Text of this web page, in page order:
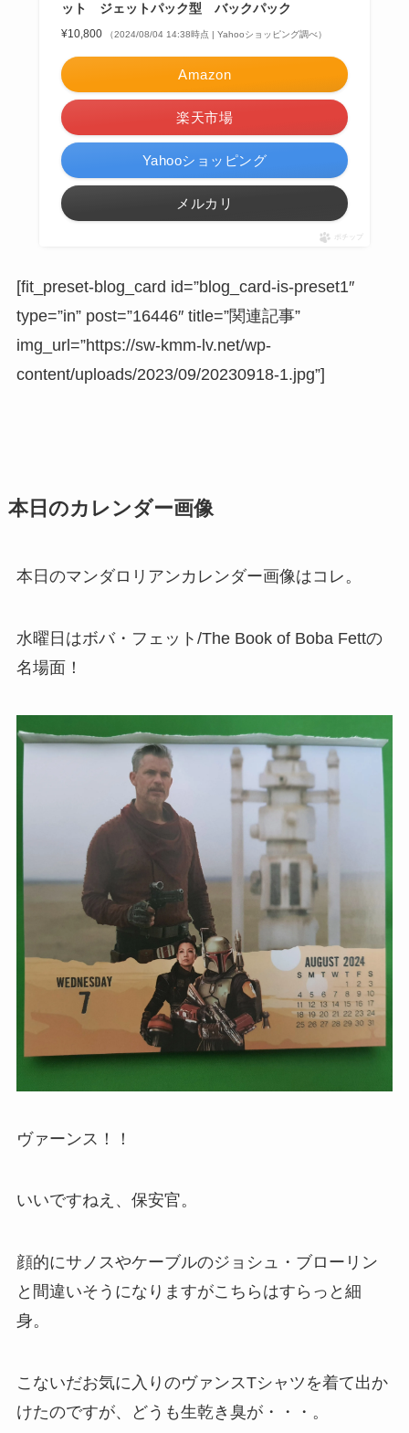
ット ジェットパック型 バックパック
¥10,800 （2024/08/04 14:38時点 | Yahooショッピング調べ）
Amazon
楽天市場
Yahooショッピング
メルカリ
ポチップ
[fit_preset-blog_card id=”blog_card-is-preset1″
type=”in” post=”16446″ title=”関連記事”
img_url=”https://sw-kmm-lv.net/wp-
content/uploads/2023/09/20230918-1.jpg”]
本日のカレンダー画像
本日のマンダロリアンカレンダー画像はコレ。
水曜日はボバ・フェット/The Book of Boba Fettの
名場面！
ヴァーンス！！
いいですねえ、保安官。
顔的にサノスやケーブルのジョシュ・ブローリン
と間違いそうになりますがこちらはすらっと細
身。
こないだお気に入りのヴァンスTシャツを着て出か
けたのですが、どうも生乾き臭が・・・。